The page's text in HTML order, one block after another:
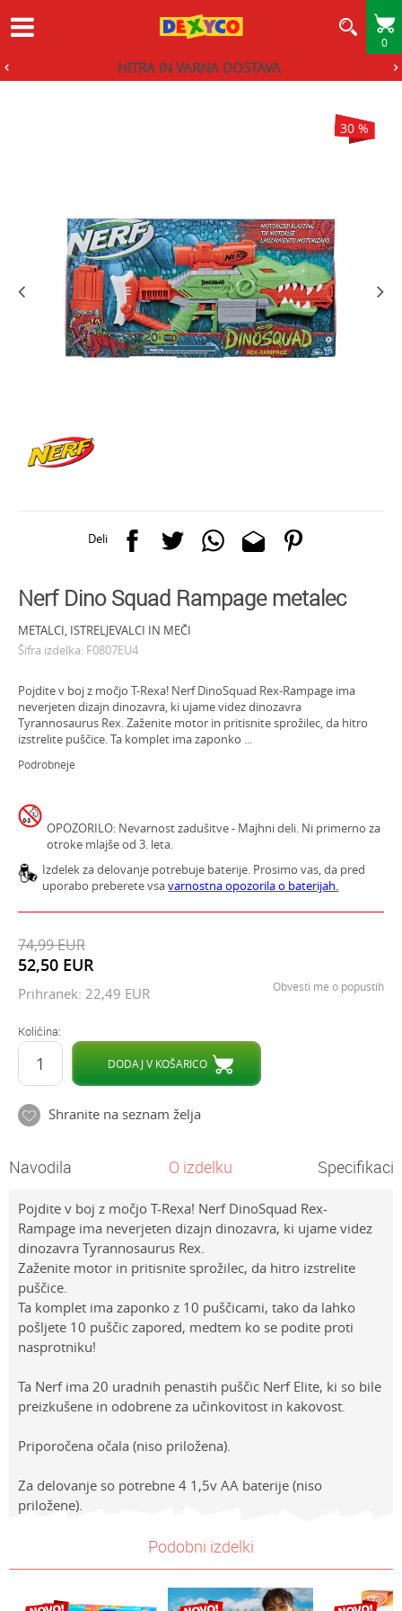
0
HITRA IN VARNA DOSTAVA
30 %
Deli
Nerf Dino Squad Rampage metalec
METALCI, ISTRELJEVALCI IN MEČI
Šifra izdelka: F0807EU4
Pojdite v boj z močjo T-Rexa! Nerf DinoSquad Rex-Rampage ima
neverjeten dizajn dinozavra, ki ujame videz dinozavra
Tyrannosaurus Rex. Zaženite motor in pritisnite sprožilec, da hitro
izstrelite puščice. Ta komplet ima zaponko ...
Podrobneje
OPOZORILO: Nevarnost zadušitve - Majhni deli. Ni primerno za
otroke mlajše od 3. leta.
Izdelek za delovanje potrebuje baterije. Prosimo vas, da pred
uporabo preberete vsavarnostna opozorila o baterijah.
74,99EUR
52,50 EUR
Prihranek: 22,49 EUR Obvesti me o popustih
Količina:
DODAJ V KOŠARICO
Shranite na seznam želja
Navodila O izdelku
Pojdite v boj z močjo T-Rexa! Nerf DinoSquad Rex-
Rampage ima neverjeten dizajn dinozavra, ki ujame videz
dinozavra Tyrannosaurus Rex.
Zaženite motor in pritisnite sprožilec, da hitro izstrelite
puščice.
Ta komplet ima zaponko z 10 puščicami, tako da lahko
pošljete 10 puščic zapored, medtem ko se podite proti
nasprotniku!
Ta Nerf ima 20 uradnih penastih puščic Nerf Elite, ki so bile
preizkušene in odobrene za učinkovitost in kakovost.
Priporočena očala (niso priložena).
Za delovanje so potrebne 4 1,5v AA baterije (niso
priložene).
METALCI, ISTRELJEVALCI IN MEČI
Prenesi navodila za uporabo
Podobni izdelki